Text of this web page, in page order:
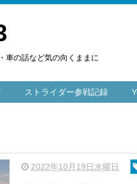
車の話など気の向くままに
ストライダー参戦記録
2022年10月19日水曜日